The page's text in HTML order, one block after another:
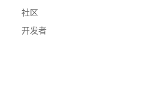
社区
开发者